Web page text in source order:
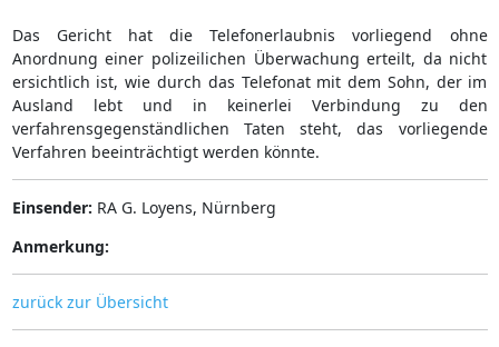
Das Gericht hat die Telefonerlaubnis vorliegend ohne
Anordnung einer polizeilichen Überwachung erteilt, da nicht
ersichtlich ist, wie durch das Telefonat mit dem Sohn, der im
Ausland lebt und in keinerlei Verbindung zu den
verfahrensgegenständlichen Taten steht, das vorliegende
Verfahren beeinträchtigt werden könnte.
Einsender: RA G. Loyens, Nürnberg
Anmerkung:
zurück zur Übersicht